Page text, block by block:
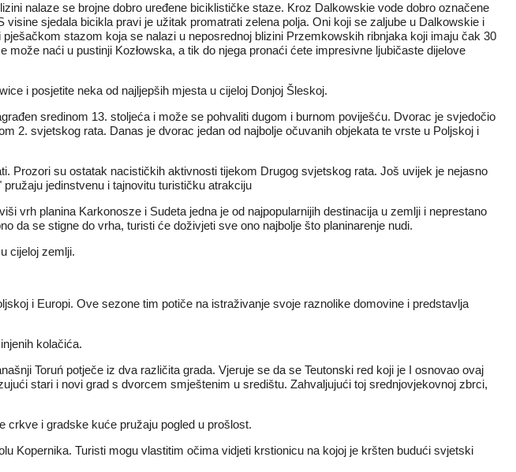
nalaze se brojne dobro uređene biciklističke staze. Kroz Dalkowskie vode dobro označene
sjedala bicikla pravi je užitak promatrati zelena polja. Oni koji se zaljube u Dalkowskie i
stazom koja se nalazi u neposrednoj blizini Przemkowskih ribnjaka koji imaju čak 30
naći u pustinji Kozłowska, a tik do njega pronaći ćete impresivne ljubičaste dijelove
i posjetite neka od najljepših mjesta u cijeloj Donjoj Šleskoj.
sredinom 13. stoljeća i može se pohvaliti dugom i burnom poviješću. Dvorac je svjedočio
2. svjetskog rata. Danas je dvorac jedan od najbolje očuvanih objekata te vrste u Poljskoj i
Prozori su ostatak nacističkih aktivnosti tijekom Drugog svjetskog rata. Još uvijek je nejasno
jedinstvenu i tajnovitu turističku atrakciju
vrh planina Karkonosze i Sudeta jedna je od najpopularnijih destinacija u zemlji i neprestano
da se stigne do vrha, turisti će doživjeti sve ono najbolje što planinarenje nudi.
cijeloj zemlji.
i Europi. Ove sezone tim potiče na istraživanje svoje raznolike domovine i predstavlja
kolačića.
Toruń potječe iz dva različita grada. Vjeruje se da se Teutonski red koji je I osnovao ovaj
stari i novi grad s dvorcem smještenim u središtu. Zahvaljujući toj srednjovjekovnoj zbrci,
crkve i gradske kuće pružaju pogled u prošlost.
Kopernika. Turisti mogu vlastitim očima vidjeti krstionicu na kojoj je kršten budući svjetski